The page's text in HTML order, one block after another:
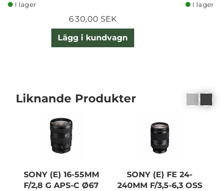
I lager
630,00 SEK
Lägg i kundvagn
I lager
Liknande Produkter
SONY (E) 16-55MM
F/2,8 G APS-C Ø67
SONY (E) FE 24-
240MM F/3,5-6,3 OSS